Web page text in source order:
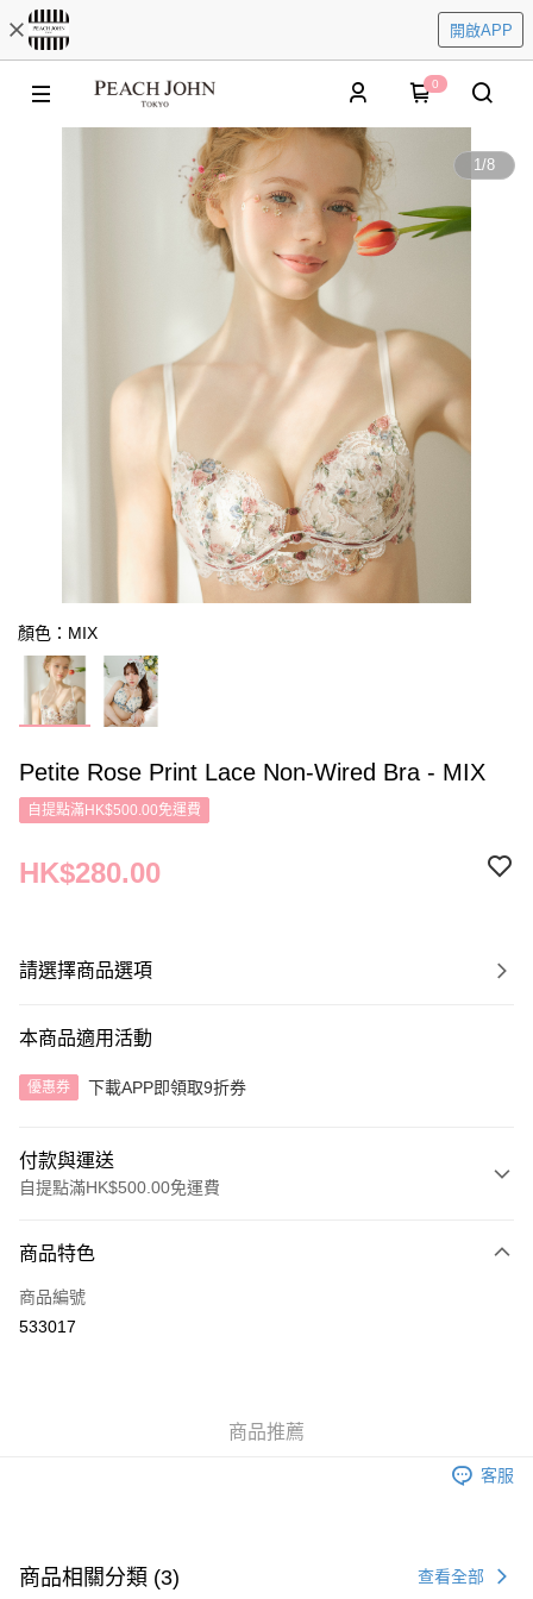
開啟APP
0
1/8
顏色：MIX
Petite Rose Print Lace Non-Wired Bra - MIX
自提點滿HK$500.00免運費
HK$280.00
請選擇商品選項
本商品適用活動
優惠券 下載APP即領取9折券
付款與運送
自提點滿HK$500.00免運費
信用卡
AlipayHK
每筆HK$40.00，滿HK$500.00或以上免運費
每筆HK$40.00，滿HK$500.00或以上免運費
商品特色
商品編號
533017
商品推薦
客服
商品相關分類 (3) 查看全部